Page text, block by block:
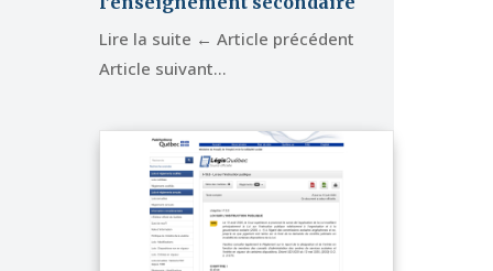
Lire la suite ← Article précédent
Article suivant…